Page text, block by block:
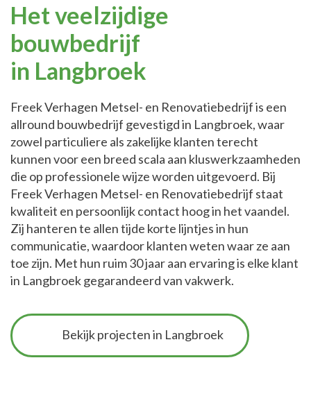
Het veelzijdige
bouwbedrijf
in Langbroek
Freek Verhagen Metsel- en Renovatiebedrijf is een
allround bouwbedrijf gevestigd in Langbroek, waar
zowel particuliere als zakelijke klanten terecht
kunnen voor een breed scala aan kluswerkzaamheden
die op professionele wijze worden uitgevoerd. Bij
Freek Verhagen Metsel- en Renovatiebedrijf staat
kwaliteit en persoonlijk contact hoog in het vaandel.
Zij hanteren te allen tijde korte lijntjes in hun
communicatie, waardoor klanten weten waar ze aan
toe zijn. Met hun ruim 30 jaar aan ervaring is elke klant
in Langbroek gegarandeerd van vakwerk.
Bekijk projecten in Langbroek